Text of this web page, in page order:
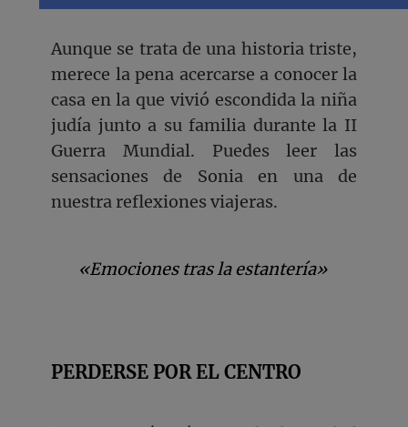
Aunque se trata de una historia triste,
merece la pena acercarse a conocer la
casa en la que vivió escondida la niña
judía junto a su familia durante la II
Guerra Mundial. Puedes leer las
sensaciones de Sonia en una de
nuestra reflexiones viajeras.
«Emociones tras la estantería»
PERDERSE POR EL CENTRO